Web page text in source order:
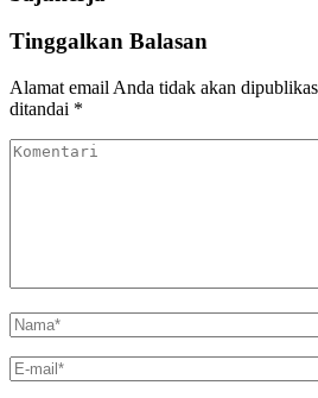
Tinggalkan Balasan
Alamat email Anda tidak akan
ditandai *
Komentari
Name*
Email*